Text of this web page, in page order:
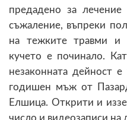
предадено за
съжаление, въпреки
на тежките травми и
кучето е починало.
незаконната дейност
годишен мъж от
Елшица. Открити и
число и видеозаписи на